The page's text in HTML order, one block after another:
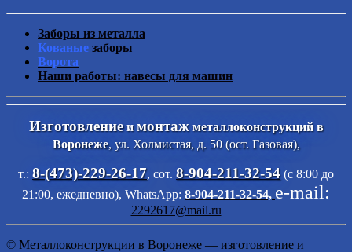
Заборы из металла
Кованые заборы
Ворота
Наши работы: навесы для машин
Изготовлениеимонтажметаллоконструкций в
Воронеже, ул. Холмистая, д. 50 (ост. Газовая),
т.: 8-(473)-229-26-17, сот. 8-904-211-32-54(с 8:00 до
21:00, ежедневно), WhatsApp: 8-904-211-32-54, e-mail:
2292617@mail.ru
© Металлоконструкции в Воронеже — изготовление и